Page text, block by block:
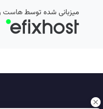
میزبانی شده توسطهاست